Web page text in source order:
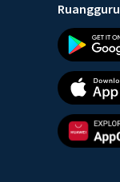
Ruangguru